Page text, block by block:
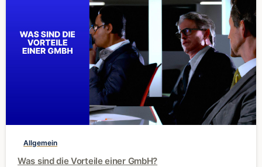
0
Allgemein
Was sind die Vorteile einer GmbH?